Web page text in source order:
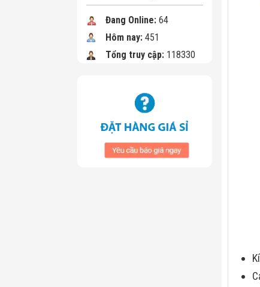
Đang Online: 64
Hôm nay: 451
Tổng truy cập: 118330